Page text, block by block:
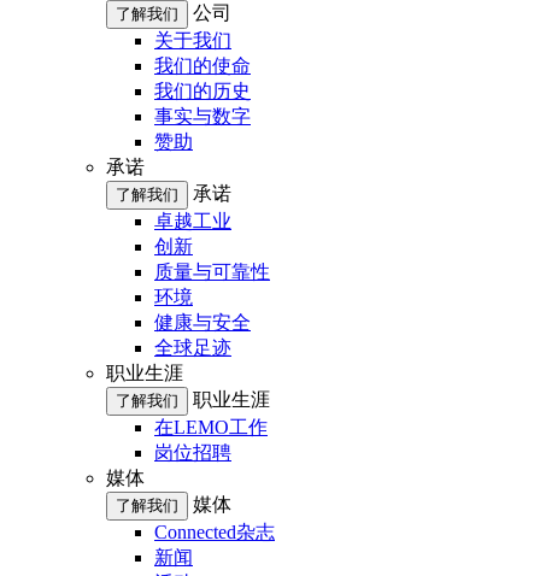
了解我们
公司
关于我们
我们的使命
我们的历史
事实与数字
赞助
承诺
了解我们
承诺
卓越工业
创新
质量与可靠性
环境
健康与安全
全球足迹
职业生涯
了解我们
职业生涯
在LEMO工作
岗位招聘
媒体
了解我们
媒体
Connected杂志
新闻